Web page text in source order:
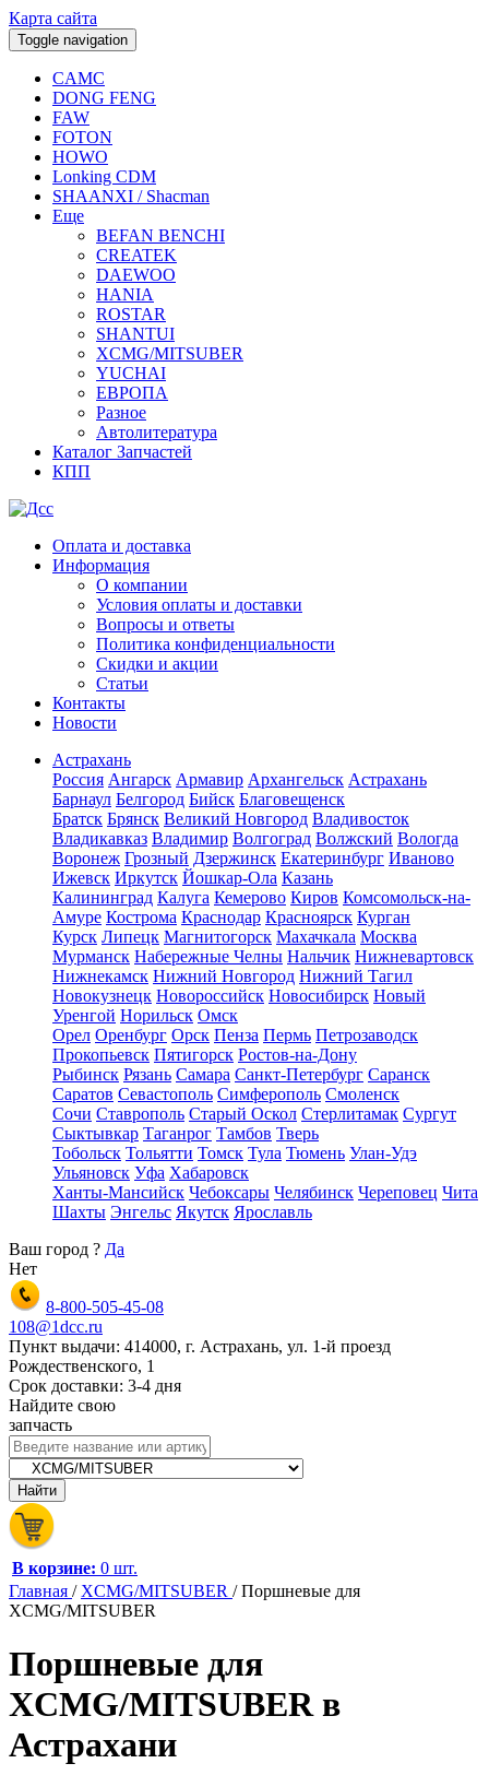
Карта сайта
Toggle navigation
CAMC
DONG FENG
FAW
FOTON
HOWO
Lonking CDM
SHAANXI / Shacman
Еще
BEFAN BENCHI
CREATEK
DAEWOO
HANIA
ROSTAR
SHANTUI
XCMG/MITSUBER
YUCHAI
ЕВРОПА
Разное
Aвтолитература
Каталог Запчастей
КПП
Оплата и доставка
Информация
О компании
Условия оплаты и доставки
Вопросы и ответы
Политика конфиденциальности
Скидки и акции
Статьи
Контакты
Новости
Астрахань
Россия Ангарск Армавир Архангельск Астрахань
Барнаул Белгород Бийск Благовещенск
Братск Брянск Великий Новгород Владивосток
Владикавказ Владимир Волгоград Волжский Вологда
Воронеж Грозный Дзержинск Екатеринбург Иваново
Ижевск Иркутск Йошкар-Ола Казань
Калининград Калуга Кемерово Киров Комсомольск-на-
Амуре Кострома Краснодар Красноярск Курган
Курск Липецк Магнитогорск Махачкала Москва
Мурманск Набережные Челны Нальчик Нижневартовск
Нижнекамск Нижний Новгород Нижний Тагил
Новокузнецк Новороссийск Новосибирск Новый
Уренгой Норильск Омск
Орел Оренбург Орск Пенза Пермь Петрозаводск
Прокопьевск Пятигорск Ростов-на-Дону
Рыбинск Рязань Самара Санкт-Петербург Саранск
Саратов Севастополь Симферополь Смоленск
Сочи Ставрополь Старый Оскол Стерлитамак Сургут
Сыктывкар Таганрог Тамбов Тверь
Тобольск Тольятти Томск Тула Тюмень Улан-Удэ
Ульяновск Уфа Хабаровск
Ханты-Мансийск Чебоксары Челябинск Череповец Чита
Шахты Энгельс Якутск Ярославль
Ваш город ? Да
Нет
8-800-505-45-08
108@1dcc.ru
Пункт выдачи: 414000, г. Астрахань, ул. 1-й проезд
Рождественского, 1
Срок доставки: 3-4 дня
Найдите свою
запчасть
В корзине: 0 шт.
Главная / XCMG/MITSUBER /Поршневые для
XCMG/MITSUBER
Поршневые для
XCMG/MITSUBER в
Астрахани